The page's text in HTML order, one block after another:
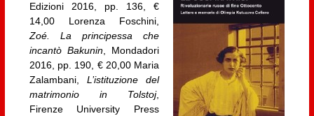
Edizioni 2016, pp. 136, €
14,00 Lorenza Foschini,
Zoé. La principessa che
incantò Bakunin, Mondadori
2016, pp. 190, € 20,00 Maria
Zalambani, L’istituzione del
matrimonio in Tolstoj,
Firenze University Press